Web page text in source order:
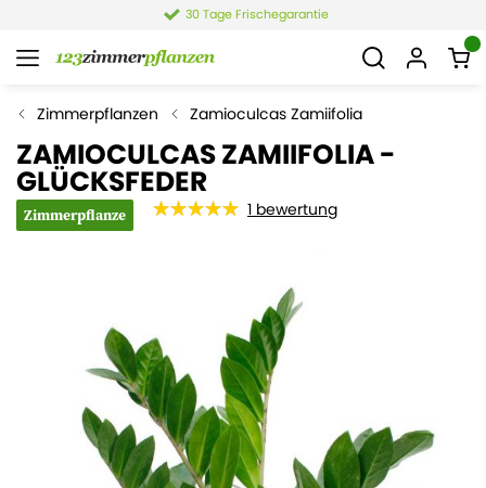
30 Tage Frischegarantie
Zimmerpflanzen Zamioculcas Zamiifolia
ZAMIOCULCAS ZAMIIFOLIA -
GLÜCKSFEDER
Zimmerpflanze 1 bewertung